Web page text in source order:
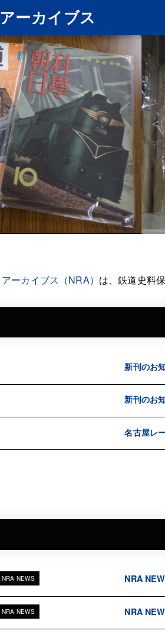
ーカイブス
ーカイブス（NRA） は、鉄道史料
新刊のお
新刊のお
名古屋レ
NRA NEWS NRA
NRA NEWS NRA